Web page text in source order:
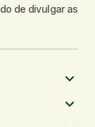
de divulgar as